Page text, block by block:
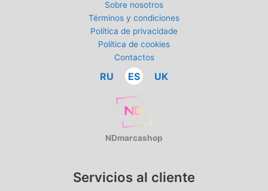
Sobre nosotros
Términos y condiciones
Política de privacidade
Política de cookies
Contactos
RU ES UK
NDmarcashop
Servicios al cliente